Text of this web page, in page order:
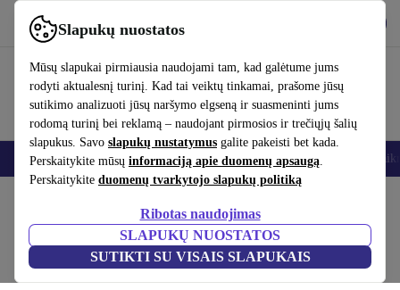
Slapukų nuostatos
Mūsų slapukai pirmiausia naudojami tam, kad galėtume jums
rodyti aktualesnį turinį. Kad tai veiktų tinkamai, prašome jūsų
sutikimo analizuoti jūsų naršymo elgseną ir suasmeninti jums
rodomą turinį bei reklamą – naudojant pirmosios ir trečiųjų šalių
slapukus. Savo slapukų nustatymus galite pakeisti bet kada.
Perskaitykite mūsų informaciją apie duomenų apsaugą.
Perskaitykite duomenų tvarkytojo slapukų politiką
Ribotas naudojimas
SLAPUKŲ NUOSTATOS
SUTIKTI SU VISAIS SLAPUKAIS
Naudok refurbed greitai ir paprastai
Išmanieji telefonai Nešiojamieji kompiuteriai Planšetės Išmanieji
Let's Make kūdikis Mobile miško gyvūnai
Daugiaspalvis